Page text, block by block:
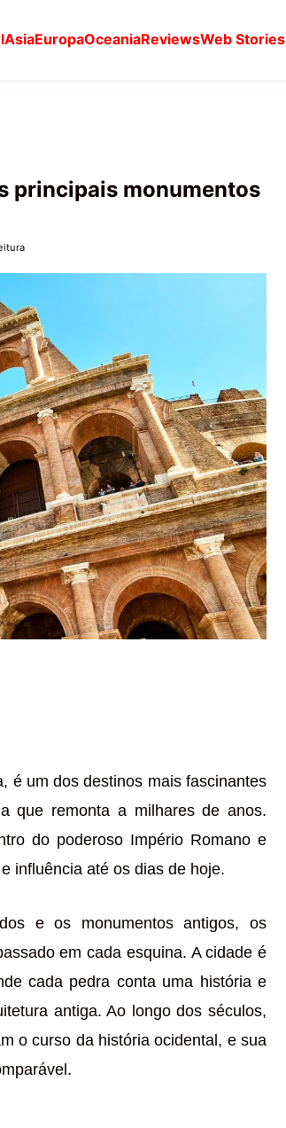
AsiaEuropaOceaniaReviewsWeb Stories
principais monumentos
é um dos destinos mais fascinantes
que remonta a milhares de anos.
do poderoso Império Romano e
influência até os dias de hoje.
e os monumentos antigos, os
em cada esquina. A cidade é
cada pedra conta uma história e
antiga. Ao longo dos séculos,
o curso da história ocidental, e sua